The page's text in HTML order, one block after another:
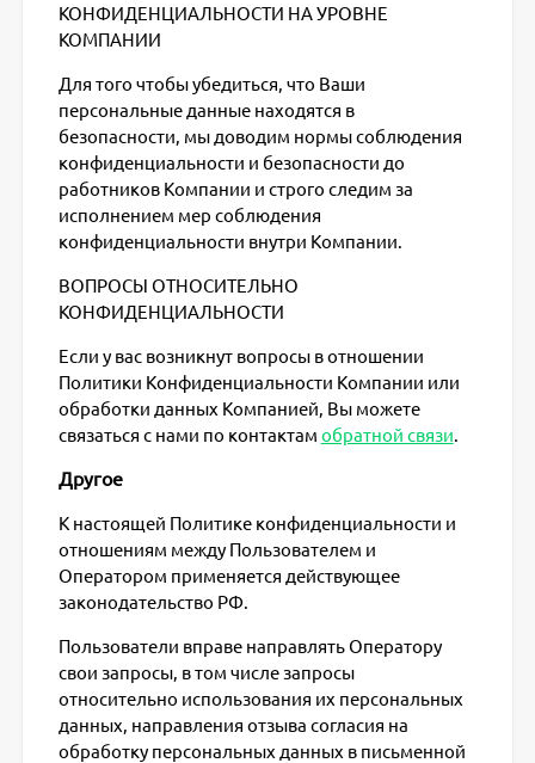
КОНФИДЕНЦИАЛЬНОСТИ НА УРОВНЕ
КОМПАНИИ
Для того чтобы убедиться, что Ваши
персональные данные находятся в
безопасности, мы доводим нормы соблюдения
конфиденциальности и безопасности до
работников Компании и строго следим за
исполнением мер соблюдения
конфиденциальности внутри Компании.
ВОПРОСЫ ОТНОСИТЕЛЬНО
КОНФИДЕНЦИАЛЬНОСТИ
Если у вас возникнут вопросы в отношении
Политики Конфиденциальности Компании или
обработки данных Компанией, Вы можете
связаться с нами по контактам обратной связи.
Другое
К настоящей Политике конфиденциальности и
отношениям между Пользователем и
Оператором применяется действующее
законодательство РФ.
Пользователи вправе направлять Оператору
свои запросы, в том числе запросы
относительно использования их персональных
данных, направления отзыва согласия на
обработку персональных данных в письменной